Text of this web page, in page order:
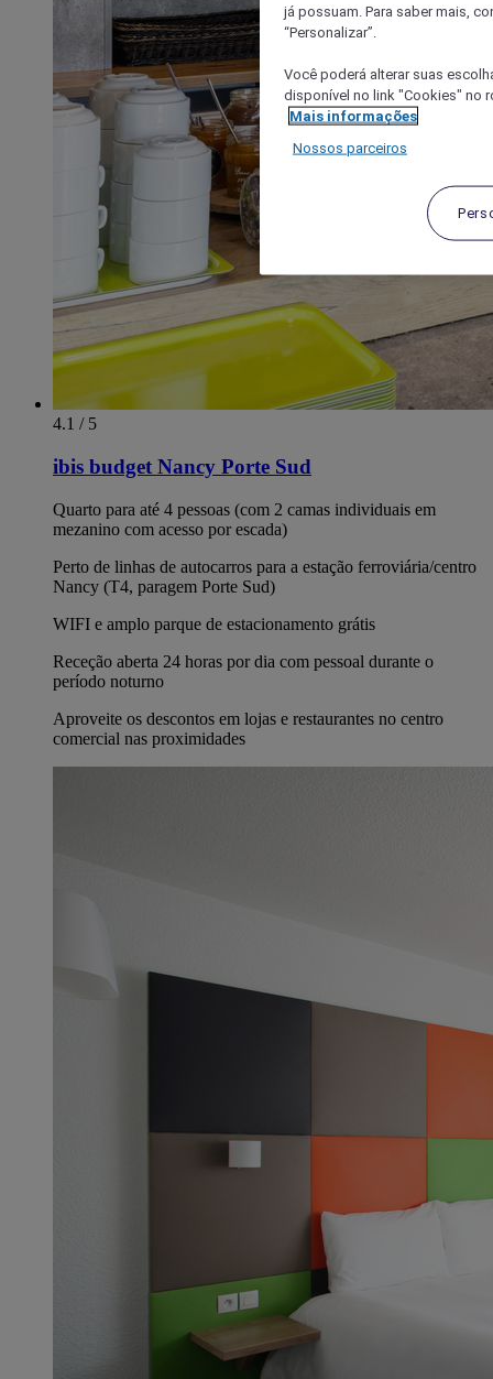
4.1 / 5
ibis budget Nancy Porte Sud
Quarto para até 4 pessoas (com 2 camas individuais em
mezanino com acesso por escada)
Perto de linhas de autocarros para a estação ferroviária/centro
Nancy (T4, paragem Porte Sud)
WIFI e amplo parque de estacionamento grátis
Receção aberta 24 horas por dia com pessoal durante o
período noturno
Aproveite os descontos em lojas e restaurantes no centro
comercial nas proximidades
já possuam. Para saber mais,
“Personalizar”.
Você poderá alterar suas
disponível no link "Cookies" no
Mais informações
Nossos parceiros